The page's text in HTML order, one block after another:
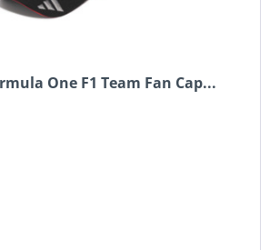
One F1 Team Fan Cap...